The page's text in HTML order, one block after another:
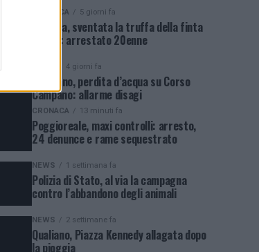
CRONACA 5 giorni fa
Agerola, sventata la truffa della finta
rapina: arrestato 20enne
4 giorni fa
Giugliano, perdita d’acqua su Corso
Campano: allarme disagi
CRONACA 13 minuti fa
Poggioreale, maxi controlli: arresto,
24 denunce e rame sequestrato
NEWS 1 settimana fa
Polizia di Stato, al via la campagna
contro l’abbandono degli animali
NEWS 2 settimane fa
Qualiano, Piazza Kennedy allagata dopo
la pioggia